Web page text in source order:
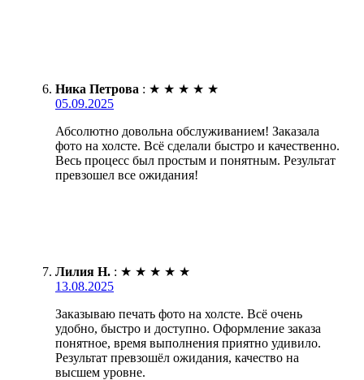
Ника Петрова : ★ ★ ★ ★ ★
05.09.2025
Абсолютно довольна обслуживанием! Заказала
фото на холсте. Всё сделали быстро и качественно.
Весь процесс был простым и понятным. Результат
превзошел все ожидания!
Лилия Н. : ★ ★ ★ ★ ★
13.08.2025
Заказываю печать фото на холсте. Всё очень
удобно, быстро и доступно. Оформление заказа
понятное, время выполнения приятно удивило.
Результат превзошёл ожидания, качество на
высшем уровне.